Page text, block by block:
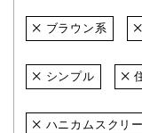
ブラウン系
シンプル
ハニカムスクリ